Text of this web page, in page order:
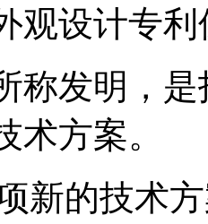
观设计专
称发明，
术方案。
新的技术